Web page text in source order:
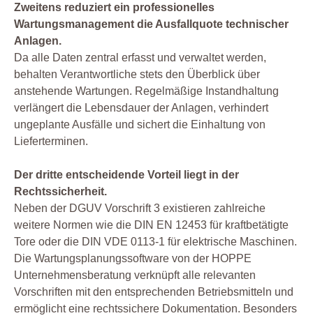
Zweitens reduziert ein professionelles
Wartungsmanagement die Ausfallquote technischer
Anlagen.
Da alle Daten zentral erfasst und verwaltet werden,
behalten Verantwortliche stets den Überblick über
anstehende Wartungen. Regelmäßige Instandhaltung
verlängert die Lebensdauer der Anlagen, verhindert
ungeplante Ausfälle und sichert die Einhaltung von
Lieferterminen.
Der dritte entscheidende Vorteil liegt in der
Rechtssicherheit.
Neben der DGUV Vorschrift 3 existieren zahlreiche
weitere Normen wie die DIN EN 12453 für kraftbetätigte
Tore oder die DIN VDE 0113-1 für elektrische Maschinen.
Die Wartungsplanungssoftware von der HOPPE
Unternehmensberatung verknüpft alle relevanten
Vorschriften mit den entsprechenden Betriebsmitteln und
ermöglicht eine rechtssichere Dokumentation. Besonders